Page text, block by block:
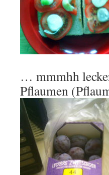
… mmmhh
Pflaumen